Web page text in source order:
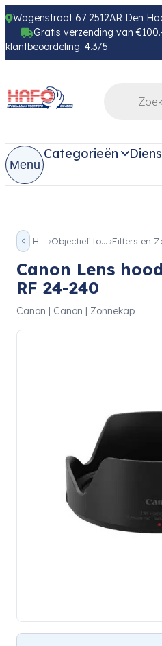
Wagenstraat 67 2512AR Den
Gratis verzending van
klantbeoordeling: 4.3/5
Menu
Categorieën
Home Objectief toebehoren
Canon Lens
RF 24-240
Canon | Canon | Zonnekap